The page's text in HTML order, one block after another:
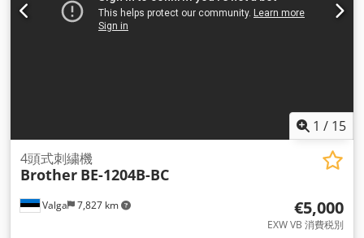
1 / 15
Valga 7,827 km
4頭式刺繍機
Brother BE-1204B-BC
€5,000
EXW VB 消費税別